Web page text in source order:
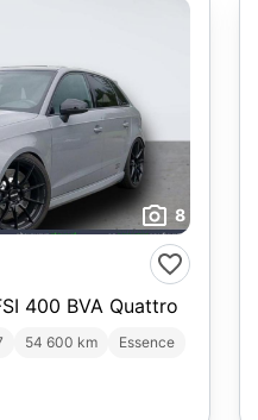
8
400 BVA Quattro
54 600 km
Essence